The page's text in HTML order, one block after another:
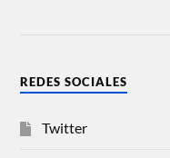
REDES SOCIALES
Twitter